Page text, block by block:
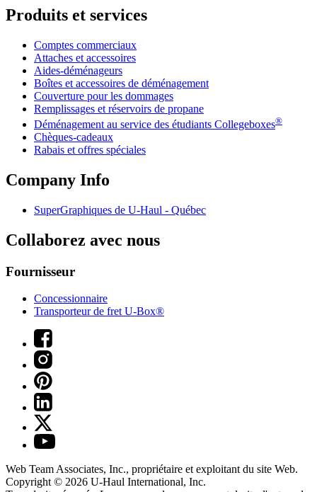
Produits et services
Comptes commerciaux
Attaches et accessoires
Aides-déménageurs
Boîtes et accessoires de déménagement
Couverture pour les dommages
Remplissages et réservoirs de propane
Déménagement au service des étudiants Collegeboxes®
Chèques-cadeaux
Rabais et offres spéciales
Company Info
SuperGraphiques de U-Haul - Québec
Collaborez avec nous
Fournisseur
Concessionnaire
Transporteur de fret U-Box®
Web Team Associates, Inc., propriétaire et exploitant du site Web.
Copyright © 2026 U-Haul International, Inc.